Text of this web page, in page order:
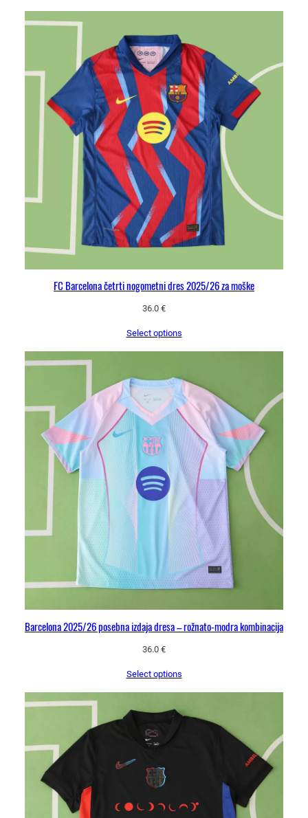
č
a
FC Barcelona četrti nogometni dres 2025/26 za moške
36.0 €
Select options
Barcelona 2025/26 posebna izdaja dresa – rožnato-modra kombinacija
36.0 €
Select options